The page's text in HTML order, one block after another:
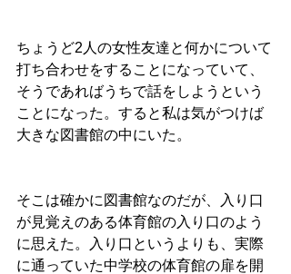
ちょうど2人の女性友達と何かについて
打ち合わせをすることになっていて、
そうであればうちで話をしようという
ことになった。すると私は気がつけば
大きな図書館の中にいた。
そこは確かに図書館なのだが、入り口
が見覚えのある体育館の入り口のよう
に思えた。入り口というよりも、実際
に通っていた中学校の体育館の扉を開